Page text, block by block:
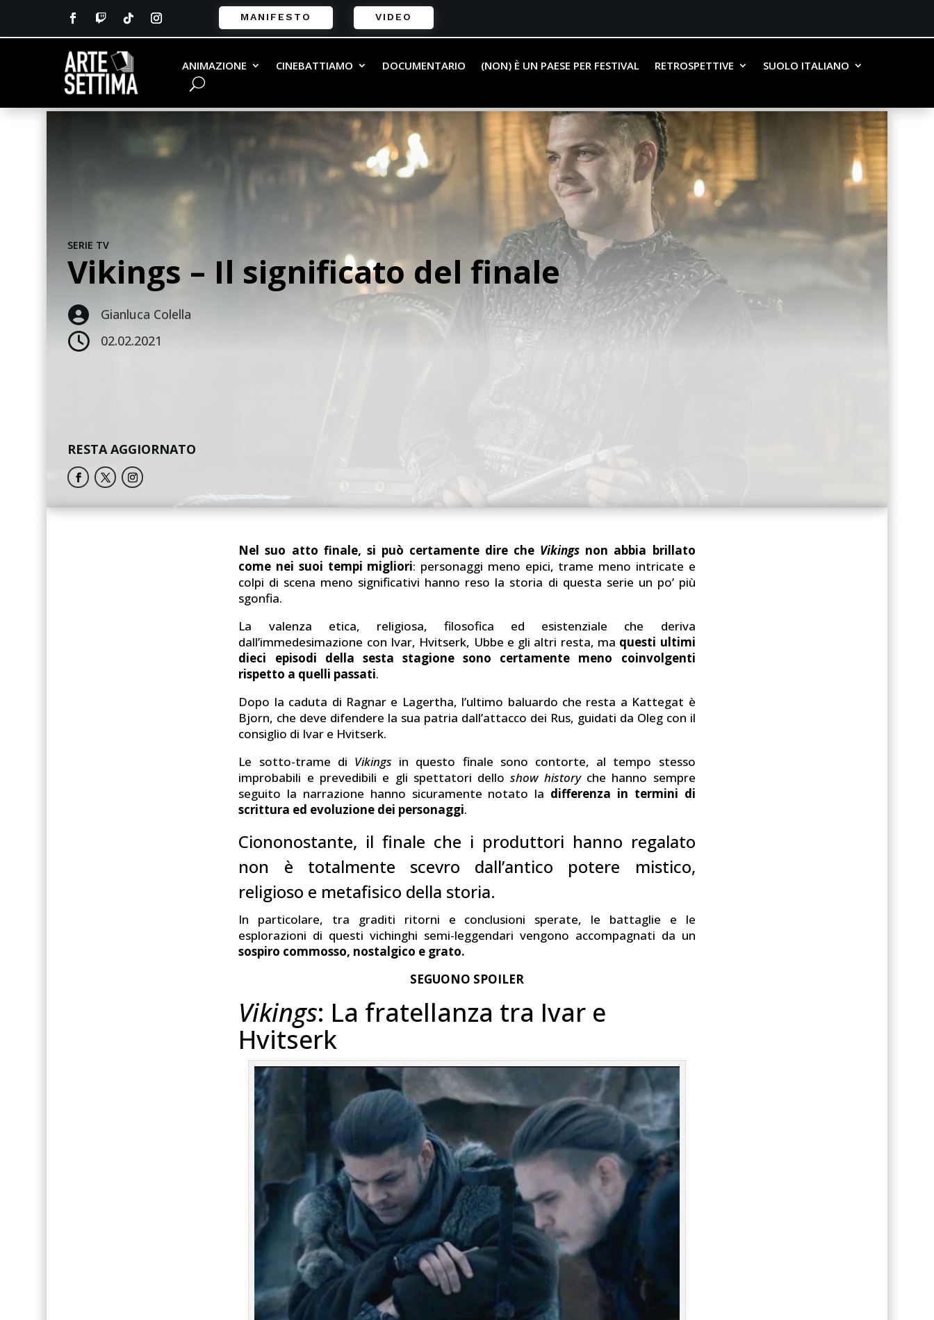
MANIFESTO VIDEO
ANIMAZIONE CINEBATTIAMO DOCUMENTARIO (NON) È UN PAESE PER FESTIVAL RETROSPETTIVE SUOLO ITALIANO
SERIE TV
Vikings – Il significato del finale
 Gianluca Colella
 02.02.2021
RESTA AGGIORNATO
Nel suo atto finale, si può certamente dire che Vikings non abbia brillato
come nei suoi tempi migliori: personaggi meno epici, trame meno intricate e
colpi di scena meno significativi hanno reso la storia di questa serie un po’ più
sgonfia.
La valenza etica, religiosa, filosofica ed esistenziale che deriva
dall’immedesimazione con Ivar, Hvitserk, Ubbe e gli altri resta, ma questi ultimi
dieci episodi della sesta stagione sono certamente meno coinvolgenti
rispetto a quelli passati.
Dopo la caduta di Ragnar e Lagertha, l’ultimo baluardo che resta a Kattegat è
Bjorn, che deve difendere la sua patria dall’attacco dei Rus, guidati da Oleg con il
consiglio di Ivar e Hvitserk.
Le sotto-trame di Vikings in questo finale sono contorte, al tempo stesso
improbabili e prevedibili e gli spettatori delloshow historyche hanno sempre
seguito la narrazione hanno sicuramente notato la differenza in termini di
scrittura ed evoluzione dei personaggi.
Ciononostante, il finale che i produttori hanno regalato
non è totalmente scevro dall’antico potere mistico,
religioso e metafisico della storia.
In particolare, tra graditi ritorni e conclusioni sperate, le battaglie e le
esplorazioni di questi vichinghi semi-leggendari vengono accompagnati da un
sospiro commosso, nostalgico e grato.
SEGUONO SPOILER
Vikings: La fratellanza tra Ivar e
Hvitserk